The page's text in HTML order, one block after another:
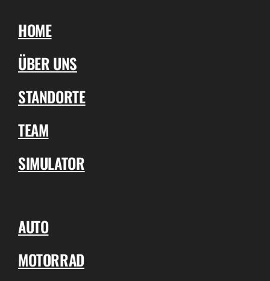
HOME
ÜBER UNS
STANDORTE
TEAM
SIMULATOR
AUTO
MOTORRAD